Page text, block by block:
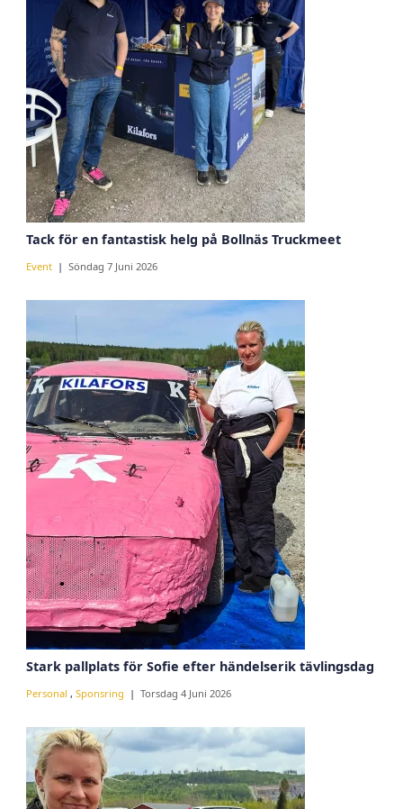
Tack för en fantastisk helg på Bollnäs Truckmeet
Event Söndag 7 Juni 2026
Stark pallplats för Sofie efter händelserik tävlingsdag
Personal , Sponsring Torsdag 4 Juni 2026